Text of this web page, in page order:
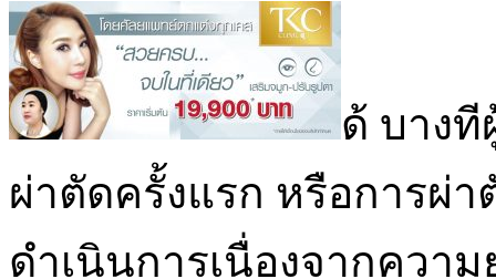
ด้ บาง
ผ่าตัดครั้งแรก หรือการผ่
ดำเนินการเนื่องจากควา